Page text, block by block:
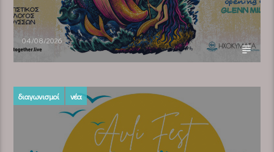
04/08/2026
διαγωνισμοί νέα